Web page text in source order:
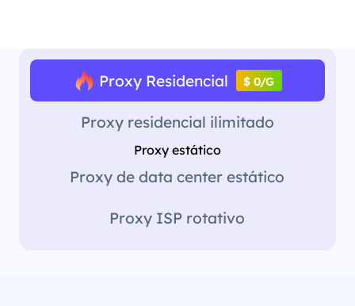
Proxy Residencial $ 0/G
Proxy residencial ilimitado
Proxy estático
Proxy de data center estático
Proxy ISP rotativo